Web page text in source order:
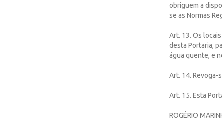
obriguem a
se as Normas
Art. 13. Os
desta Portaria,
água quente, e
Art. 14. Revoga-
Art. 15. Esta
ROGÉRIO